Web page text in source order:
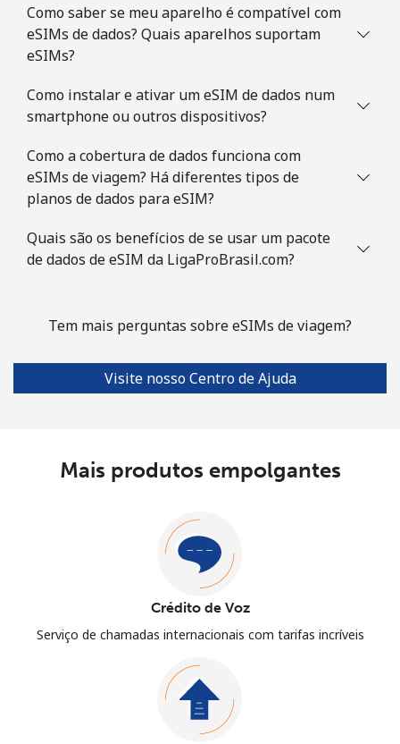
Como saber se meu aparelho é compatível com
eSIMs de dados? Quais aparelhos suportam
eSIMs?
Como instalar e ativar um eSIM de dados num
smartphone ou outros dispositivos?
Como a cobertura de dados funciona com
eSIMs de viagem? Há diferentes tipos de
planos de dados para eSIM?
Quais são os benefícios de se usar um pacote
de dados de eSIM da LigaProBrasil.com?
Tem mais perguntas sobre eSIMs de viagem?
Visite nosso Centro de Ajuda
Mais produtos empolgantes
Crédito de Voz
Serviço de chamadas internacionais com tarifas incríveis